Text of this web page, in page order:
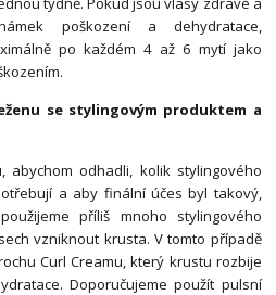
poškození a dehydratace,
po každém 4 až 6 mytí jako
se stylingovým produktem a
abychom odhadli, kolik stylingového
a aby finální účes byl takový,
příliš mnoho stylingového
vzniknout krusta. V tomto případě
Curl Creamu, který krustu rozbije
Doporučujeme použít pulsní